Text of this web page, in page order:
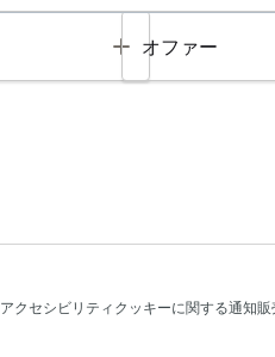
Toggle
オファー
アクセシビリティ クッキーに関する通知販